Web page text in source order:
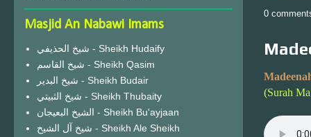
0
(Surah
Masjid An Nabawi Imams
شيخ الحذيفي - Sheikh Hudaify
شيخ القاسم - Sheikh Qasim
شيخ البدير - Sheikh Budair
شيخ الثبيتي - Sheikh Thubaity
الشيخ البعيجان - Sheikh Bu'ayjaan
شيخ آل الشيخ - Sheikh Ale Sheikh